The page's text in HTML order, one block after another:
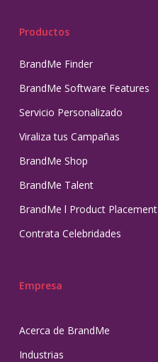
Productos
BrandMe Finder
BrandMe Software Features
Servicio Personalizado
Viraliza tus Campañas
BrandMe Shop
BrandMe Talent
BrandMe l Product Placement
Contrata Celebridades
Empresa
Acerca de BrandMe
Industrias